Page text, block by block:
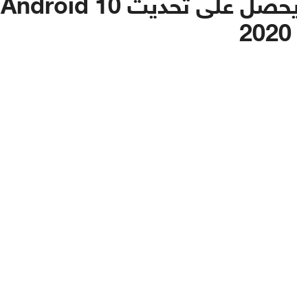
OnePlus 7 Pro 5G لن يحصل على تحديث Android 10